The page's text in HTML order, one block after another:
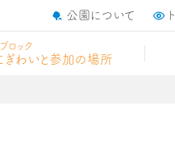
公園について
ロック
ぎわいと参加の場所